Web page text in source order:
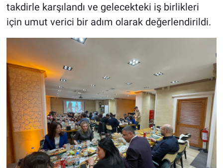
takdirle karşılandı ve gelecekteki iş birlikleri
için umut verici bir adım olarak değerlendirildi.